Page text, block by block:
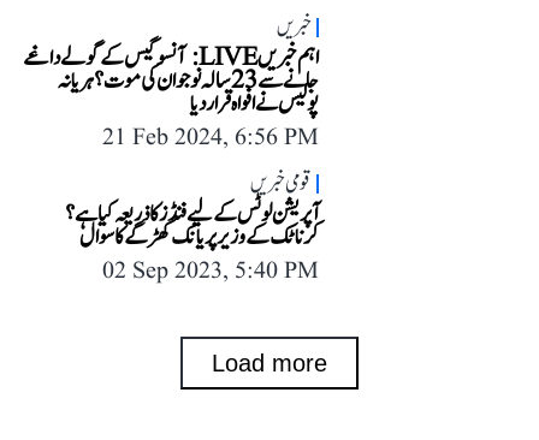
خبریں
اہم خبریں LIVE: آنسو گیس کے گولے داغے
جانے سے 23 سالہ نوجوان کی موت؟ ہریانہ
پولیس نے افواہ قرار دیا
21 Feb 2024, 6:56 PM
قومی خبریں
آپریشن لوٹس کے لیے فنڈز کا ذریعہ کیا ہے؟
کرناٹک کے وزیر پریانک کھڑگے کا سوال
02 Sep 2023, 5:40 PM
Load more